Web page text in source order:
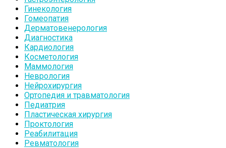
Гинекология
Гомеопатия
Дерматовенерология
Диагностика
Кардиология
Косметология
Маммология
Неврология
Нейрохирургия
Ортопедия и травматология
Педиатрия
Пластическая хирургия
Проктология
Реабилитация
Ревматология